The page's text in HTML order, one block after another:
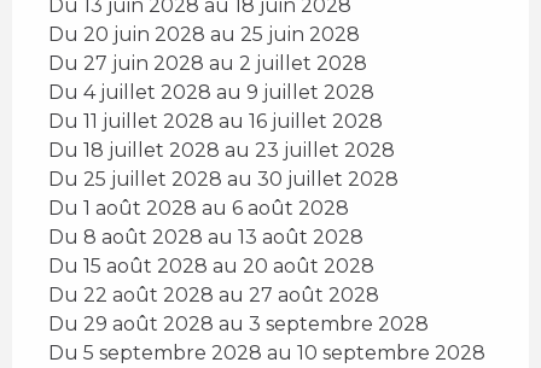
Du 13 juin 2028 au 18 juin 2028
Du 20 juin 2028 au 25 juin 2028
Du 27 juin 2028 au 2 juillet 2028
Du 4 juillet 2028 au 9 juillet 2028
Du 11 juillet 2028 au 16 juillet 2028
Du 18 juillet 2028 au 23 juillet 2028
Du 25 juillet 2028 au 30 juillet 2028
Du 1 août 2028 au 6 août 2028
Du 8 août 2028 au 13 août 2028
Du 15 août 2028 au 20 août 2028
Du 22 août 2028 au 27 août 2028
Du 29 août 2028 au 3 septembre 2028
Du 5 septembre 2028 au 10 septembre 2028